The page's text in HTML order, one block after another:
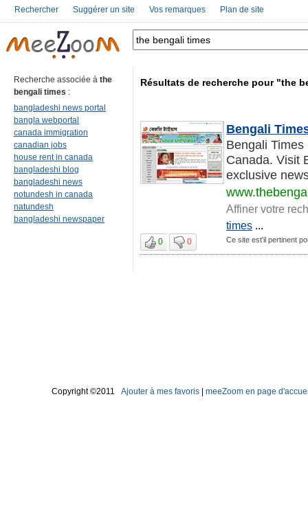
Rechercher Suggérer un site Vos remarques Plan de site
Recherche associée à the
bengali times :
bangladeshi news portal
bangla webportal
canada immigration
canadian jobs
house rent in canada
bangladeshi blog
bangladeshi news
notundesh in canada
natundesh
bangladeshi newspaper
Résultats de recherche pour "the
Bengali
Bengali
Canada. Visit
exclusive
Affiner votre
times ...
0 0 Ce site est'il pertinent
Copyright ©2011 Ajouter à mes favoris meeZoom en page